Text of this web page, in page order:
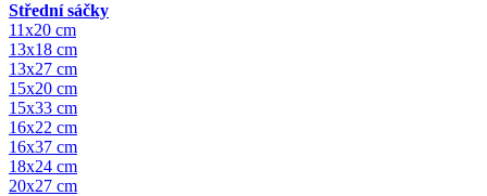
Střední sáčky
11x20 cm
13x18 cm
13x27 cm
15x20 cm
15x33 cm
16x22 cm
16x37 cm
18x24 cm
20x27 cm